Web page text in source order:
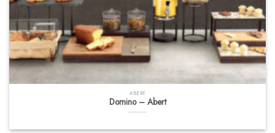
ABERT
Domino – Abert